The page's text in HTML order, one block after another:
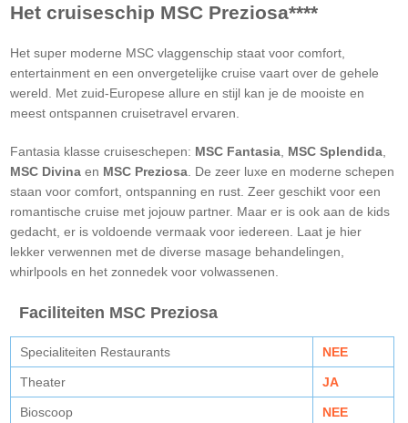
Het cruiseschip MSC Preziosa****
Het super moderne MSC vlaggenschip staat voor comfort,
entertainment en een onvergetelijke cruise vaart over de gehele
wereld. Met zuid-Europese allure en stijl kan je de mooiste en
meest ontspannen cruisetravel ervaren.
Fantasia klasse cruiseschepen: MSC Fantasia MSC Splendida
MSC Divina en MSC Preziosa . De zeer luxe en moderne schepen
staan voor comfort, ontspanning en rust. Zeer geschikt voor een
romantische cruise met jojouw partner. Maar er is ook aan de kids
gedacht, er is voldoende vermaak voor iedereen. Laat je hier
lekker verwennen met de diverse masage behandelingen,
whirlpools en het zonnedek voor volwassenen.
Faciliteiten MSC Preziosa
Specialiteiten Restaurants NEE
Theater JA
Bioscoop NEE